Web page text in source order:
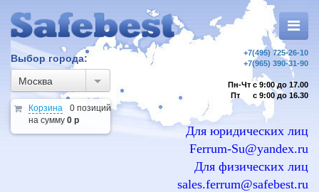
Выбор города:
Москва
Корзина
0 позиций
на сумму 0 р
+7(495) 725-26-10
+7(965) 390-31-90
Пн-Чт с 9:00 до 17.00
Пт с 9:00 до 16.30
Для юридических лиц
Ferrum-Su@yandex.ru
Для физических лиц
sales.ferrum@safebest.ru